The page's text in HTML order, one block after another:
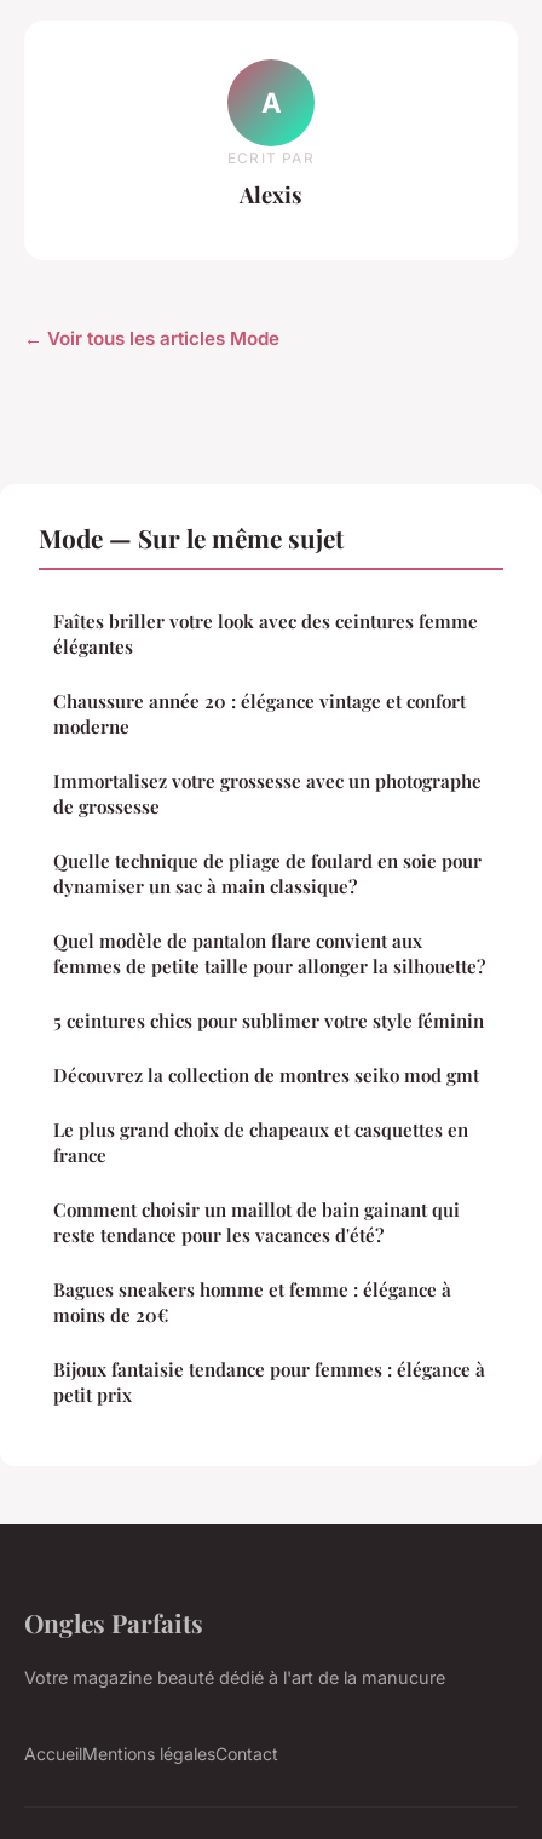
A
ECRIT PAR
Alexis
← Voir tous les articles Mode
Mode — Sur le même sujet
Faîtes briller votre look avec des ceintures femme
élégantes
Chaussure année 20 : élégance vintage et confort
moderne
Immortalisez votre grossesse avec un photographe
de grossesse
Quelle technique de pliage de foulard en soie pour
dynamiser un sac à main classique?
Quel modèle de pantalon flare convient aux
femmes de petite taille pour allonger la silhouette?
5 ceintures chics pour sublimer votre style féminin
Découvrez la collection de montres seiko mod gmt
Le plus grand choix de chapeaux et casquettes en
france
Comment choisir un maillot de bain gainant qui
reste tendance pour les vacances d'été?
Bagues sneakers homme et femme : élégance à
moins de 20€
Bijoux fantaisie tendance pour femmes : élégance à
petit prix
Ongles Parfaits
Votre magazine beauté dédié à l'art de la manucure
AccueilMentions légalesContact